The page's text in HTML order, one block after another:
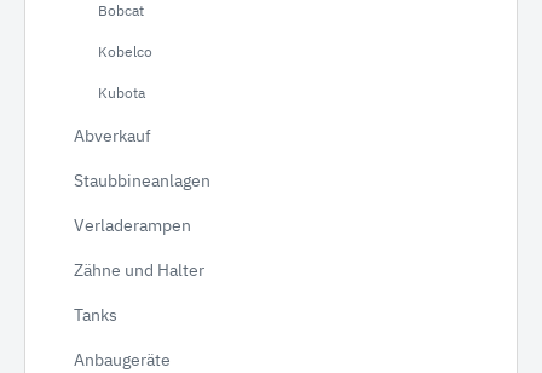
Bobcat
Kobelco
Kubota
Abverkauf
Staubbineanlagen
Verladerampen
Zähne und Halter
Tanks
Anbaugeräte